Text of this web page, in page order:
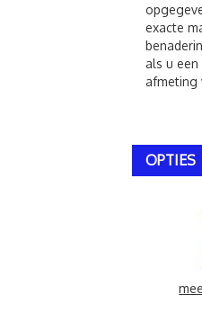
exacte
als u
afmeting
OPTIES